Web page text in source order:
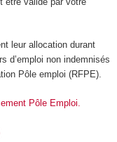
leur allocation durant
d’emploi non indemnisés
Pôle emploi (RFPE).
Pôle Emploi.